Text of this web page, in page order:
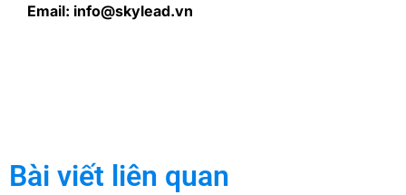
Email: info@skylead.vn
Bài viết liên quan